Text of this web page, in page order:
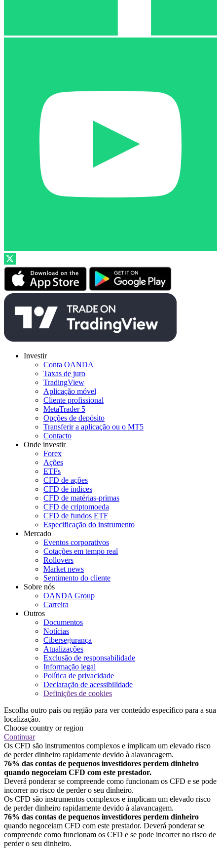
Investir
Conta OANDA
Taxas de juro
TradingView
Aplicação móvel
Cliente profissional
MetaTrader 5
Opções de depósito
Transferir a aplicação ou o MT5
Contacto
Onde investir
Forex
Ações
ETFs
CFD de ações
CFD de índices
CFD de matérias-primas
CFD de criptomoeda
CFD de fundos ETF
Especificação do instrumento
Mercado
Eventos corporativos
Cotações em tempo real
Rollovers
Market news
Sentimento do cliente
Sobre nós
OANDA Group
Carreira
Outros
Documentos
Notícias
Cibersegurança
Atualizações
Exclusão de responsabilidade
Informação legal
Política de privacidade
Declaração de acessibilidade
Definições de cookies
Escolha outro país ou região para ver conteúdo específico para a sua
localização.
Choose country or region
Continuar
Os CFD são instrumentos complexos e implicam um elevado risco
de perder dinheiro rapidamente devido à alavancagem.
76% das contas de pequenos investidores perdem dinheiro
quando negoceiam CFD com este prestador.
Deverá ponderar se compreende como funcionam os CFD e se pode
incorrer no risco de perder o seu dinheiro.
Os CFD são instrumentos complexos e implicam um elevado risco
de perder dinheiro rapidamente devido à alavancagem.
76% das contas de pequenos investidores perdem dinheiro
quando negoceiam CFD com este prestador. Deverá ponderar se
compreende como funcionam os CFD e se pode incorrer no risco de
perder o seu dinheiro.